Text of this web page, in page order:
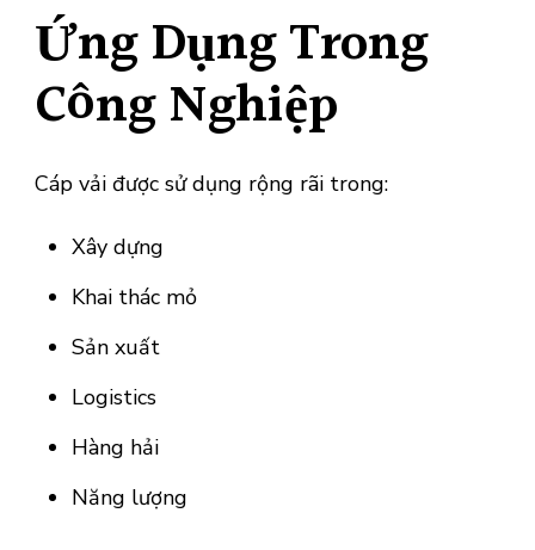
Ứng Dụng Trong
Công Nghiệp
Cáp vải được sử dụng rộng rãi trong:
Xây dựng
Khai thác mỏ
Sản xuất
Logistics
Hàng hải
Năng lượng